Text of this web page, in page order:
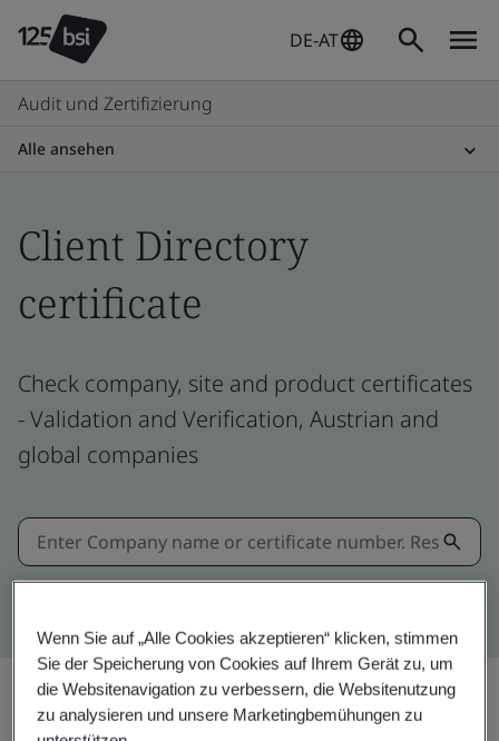
DE-AT
Audit und Zertifizierung
Alle ansehen
Client Directory
certificate
Check company, site and product certificates
- Validation and Verification, Austrian and
global companies
Wenn Sie auf „Alle Cookies akzeptieren“ klicken, stimmen
Sie der Speicherung von Cookies auf Ihrem Gerät zu, um
die Websitenavigation zu verbessern, die Websitenutzung
zu analysieren und unsere Marketingbemühungen zu